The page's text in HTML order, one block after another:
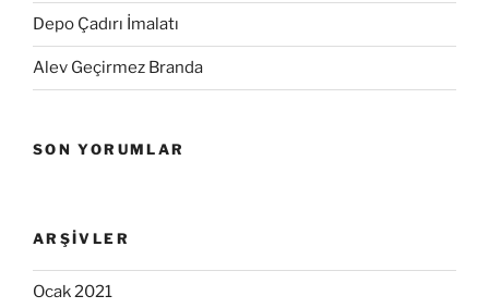
Depo Çadırı İmalatı
Alev Geçirmez Branda
SON YORUMLAR
ARŞIVLER
Ocak 2021